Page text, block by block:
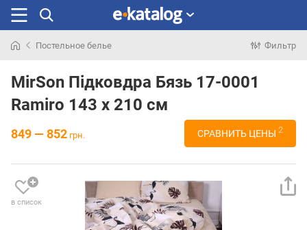
раньше
Постельное белье Фильтр
MirSon Підковдра Бязь 17-0001
Ramiro 143 x 210 см
849 — 852 грн. СРАВНИТЬ ЦЕНЫ 2
в список